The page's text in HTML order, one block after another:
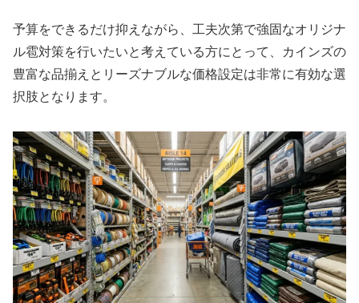
予算をできるだけ抑えながら、工夫次第で強固なオリジナ
ル雹対策を行いたいと考えている方にとって、カインズの
豊富な品揃えとリーズナブルな価格設定は非常に有効な選
択肢となります。